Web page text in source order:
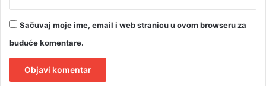
Sačuvaj moje ime, email i web stranicu u ovom browseru za
buduće komentare.